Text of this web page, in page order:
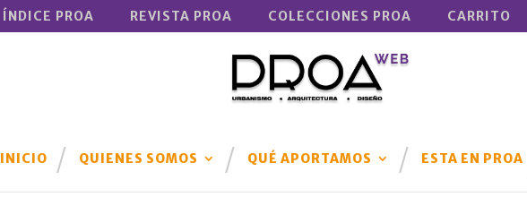
ÍNDICE PROA REVISTA PROA COLECCIONES PROA CARRITO
INICIO QUIENES SOMOS QUÉ APORTAMOS ESTA EN PROA